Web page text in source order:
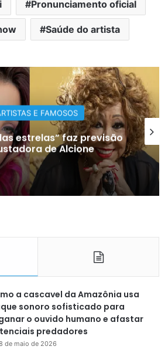
Pronunciamento oficial
Saúde do artista
ENTRETENIMENTO
curiosos métodos que as
usavam para acordar antes
dos despertadores – e
dos celulares
a cascavel da Amazônia usa
sonoro sofisticado para
o ouvido humano e afastar
predadores
de maio de 2026